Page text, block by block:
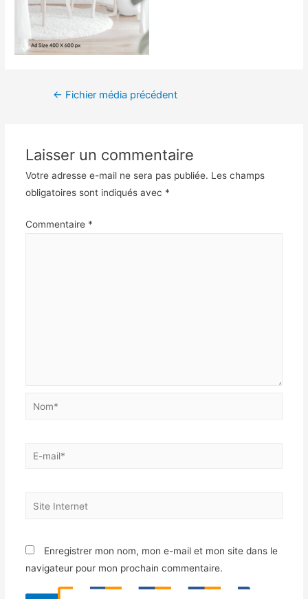
← Fichier média précédent
Laisser un commentaire
Votre adresse e-mail ne sera pas publiée. Les champs
obligatoires sont indiqués avec *
Commentaire *
Enregistrer mon nom, mon e-mail et mon site dans le
navigateur pour mon prochain commentaire.